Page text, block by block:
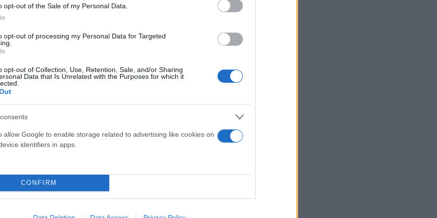
opt-out of the Sale of my Personal Data.
opt-out of processing my Personal Data for Targeted
opt-out of Collection, Use, Retention, Sale, and/or Sharing
Data that Is Unrelated with the Purposes for which it
allow Google to enable storage related to advertising like cookies on
identifiers in apps.
CONFIRM
που προχώρησε με έπαρση και αλαζονεία και καταπάτησε
το αποτέλεσμα των εκλογών. Πρέπει να συζητήσουμε
για να δούμε τι κάναμε λάθος και να το διορθώσουμε».
από το όχι στην Ελλάδα των μηδενικών προσδοκιών. Η